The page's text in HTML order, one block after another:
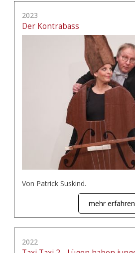
2023
Der Kontrabass
Von Patrick Suskind.
mehr erfahren
2022